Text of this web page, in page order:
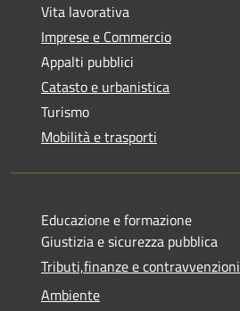
Vita lavorativa
Imprese e Commercio
Appalti pubblici
Catasto e urbanistica
Turismo
Mobilità e trasporti
Educazione e formazione
Giustizia e sicurezza pubblica
Tributi,finanze e contravvenzioni
Ambiente